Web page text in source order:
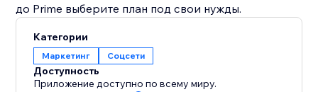
до Prime выберите план под свои нужды.
Категории
Маркетинг Соцсети
Доступность
Приложение доступно по всему миру.